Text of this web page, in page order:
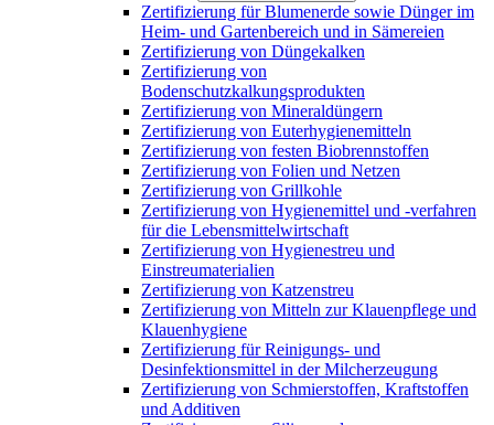
Zertifizierung für Blumenerde sowie Dünger im
Heim- und Gartenbereich und in Sämereien
Zertifizierung von Düngekalken
Zertifizierung von
Bodenschutzkalkungsprodukten
Zertifizierung von Mineraldüngern
Zertifizierung von Euterhygienemitteln
Zertifizierung von festen Biobrennstoffen
Zertifizierung von Folien und Netzen
Zertifizierung von Grillkohle
Zertifizierung von Hygienemittel und -verfahren
für die Lebensmittelwirtschaft
Zertifizierung von Hygienestreu und
Einstreumaterialien
Zertifizierung von Katzenstreu
Zertifizierung von Mitteln zur Klauenpflege und
Klauenhygiene
Zertifizierung für Reinigungs- und
Desinfektionsmittel in der Milcherzeugung
Zertifizierung von Schmierstoffen, Kraftstoffen
und Additiven